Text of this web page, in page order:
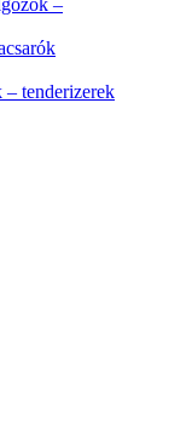
– tenderizerek